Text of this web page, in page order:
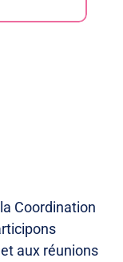
Coordination
aux réunions